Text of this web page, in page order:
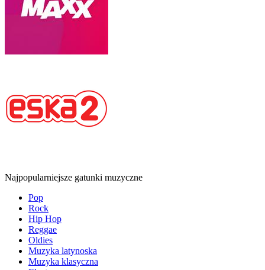
Najpopularniejsze gatunki muzyczne
Pop
Rock
Hip Hop
Reggae
Oldies
Muzyka latynoska
Muzyka klasyczna